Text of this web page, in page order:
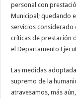
personal con
Municipal; quedando
servicios considerado
críticas de prestación
el Departamento
Las medidas
supremo de la
atravesamos, más